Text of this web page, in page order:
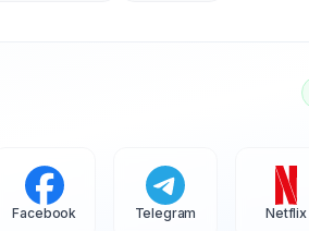
Facebook Telegram Netflix